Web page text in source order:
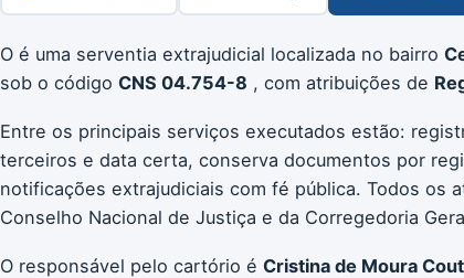
O é uma serventia extrajudicial localizada no bairro
sob o código CNS 04.754-8 , com atribuições de
Entre os principais serviços executados estão:
terceiros e data certa, conserva documentos por
notificações extrajudiciais com fé pública. Todos os
Conselho Nacional de Justiça e da Corregedoria
O responsável pelo cartório é Cristina de Moura